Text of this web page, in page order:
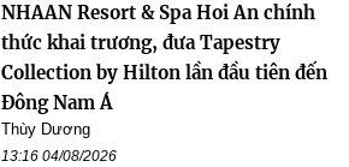
NHAAN Resort & Spa Hoi An chính
thức khai trương, đưa Tapestry
Collection by Hilton lần đầu tiên đến
Đông Nam Á
Thùy Dương
13:16 04/08/2026